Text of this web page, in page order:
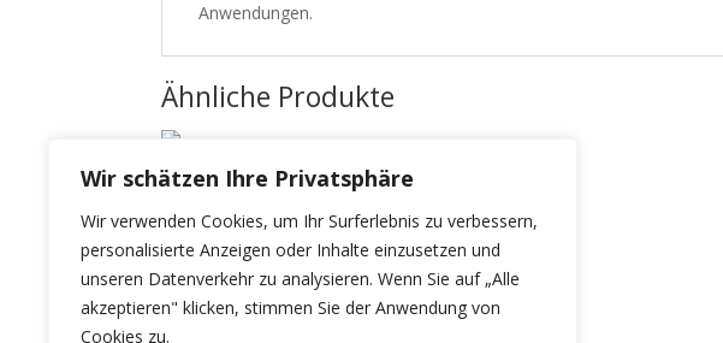
Wir schätzen Ihre Privatsphäre
Wir verwenden Cookies, um Ihr Surferlebnis zu verbessern,
personalisierte Anzeigen oder Inhalte einzusetzen und
unseren Datenverkehr zu analysieren. Wenn Sie auf „Alle
akzeptieren" klicken, stimmen Sie der Anwendung von
Cookies zu.
Anwendungen.
Ähnliche Produkte
Trypsin (1x) in PBS